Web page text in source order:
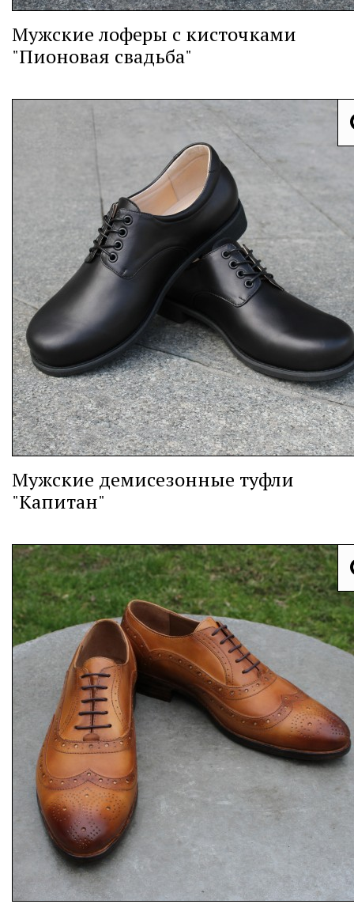
Мужские лоферы с кисточками
"Пионовая свадьба"
Мужские демисезонные туфли
"Капитан"